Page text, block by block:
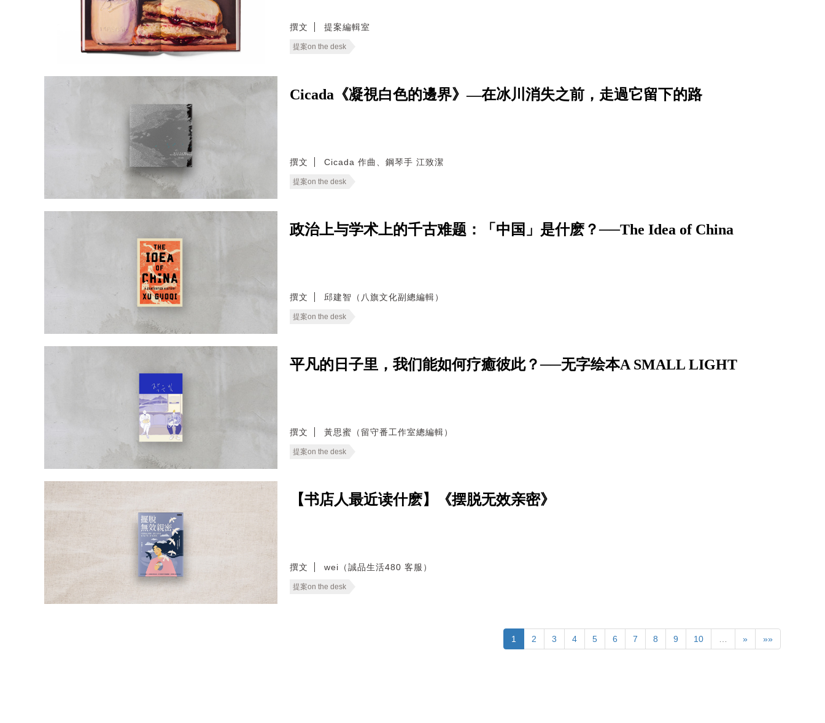
撰文 提案編輯室
提案on the desk
Cicada《凝視白色的邊界》—在冰川消失之前，走過它留下的路
撰文 Cicada 作曲、鋼琴手 江致潔
提案on the desk
政治上与学术上的千古难题：「中国」是什麽？──The Idea of China
撰文 邱建智（八旗文化副總編輯）
提案on the desk
平凡的日子里，我们能如何疗癒彼此？──无字绘本A SMALL LIGHT
撰文 黃思蜜（留守番工作室總編輯）
提案on the desk
【书店人最近读什麽】《摆脱无效亲密》
撰文 wei（誠品生活480 客服）
提案on the desk
1 2 3 4 5 6 7 8 9 10 … » »»